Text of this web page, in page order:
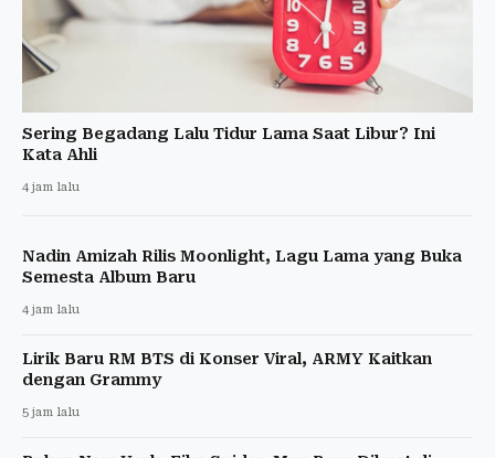
Sering Begadang Lalu Tidur Lama Saat Libur? Ini
Kata Ahli
4 jam lalu
Nadin Amizah Rilis Moonlight, Lagu Lama yang Buka
Semesta Album Baru
4 jam lalu
Lirik Baru RM BTS di Konser Viral, ARMY Kaitkan
dengan Grammy
5 jam lalu